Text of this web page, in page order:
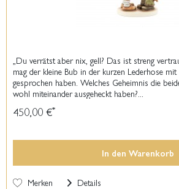
„Du verrätst aber nix, gell? Das ist streng
mag der kleine Bub in der kurzen Lederhose mit
gesprochen haben. Welches Geheimnis die
wohl miteinander ausgeheckt haben?...
450,00 €*
In den Warenkorb
Merken Details